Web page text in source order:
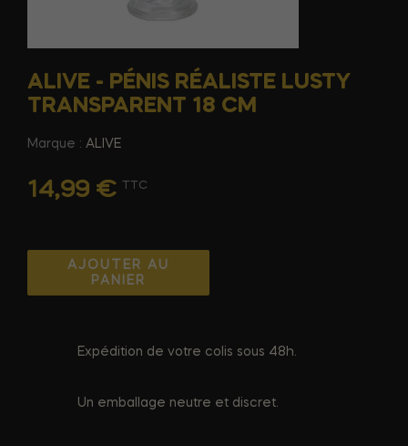
ALIVE - PÉNIS RÉALISTE LUSTY
TRANSPARENT 18 CM
Marque : ALIVE
14,99 € TTC
AJOUTER AU
PANIER
Expédition de votre colis sous 48h.
Un emballage neutre et discret.